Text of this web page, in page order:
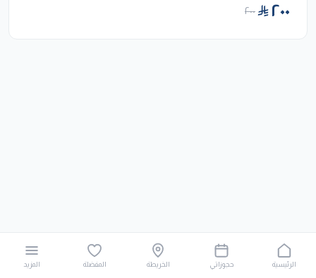
٢٠٠ ٢٠٠
الرئيسية حجوزاتي الخريطة المفضلة المزيد